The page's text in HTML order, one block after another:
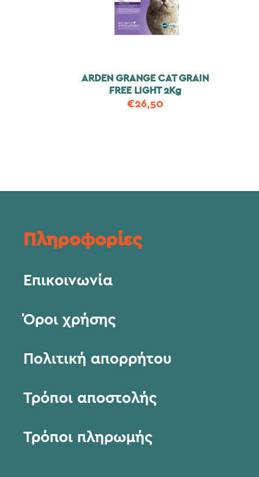
ARDEN GRANGE CAT GRAIN
FREE LIGHT 2Kg
€26,50
Πληροφορίες
Επικοινωνία
Όροι χρήσης
Πολιτική απορρήτου
Τρόποι αποστολής
Τρόποι πληρωμής